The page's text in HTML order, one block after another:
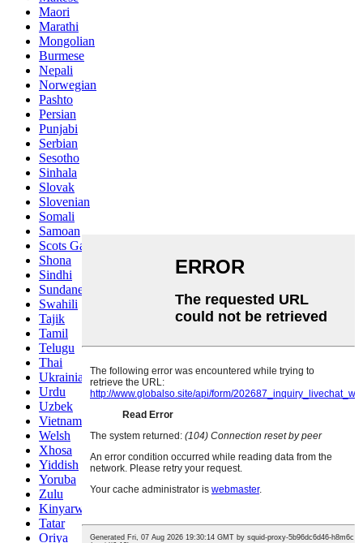
Maori
Marathi
Mongolian
Burmese
Nepali
Norwegian
Pashto
Persian
Punjabi
Serbian
Sesotho
Sinhala
Slovak
Slovenian
Somali
Samoan
Scots Gaelic
Shona
Sindhi
Sundanese
Swahili
Tajik
Tamil
Telugu
Thai
Ukrainian
Urdu
Uzbek
Vietnamese
Welsh
Xhosa
Yiddish
Yoruba
Zulu
Kinyarwanda
Tatar
Oriya